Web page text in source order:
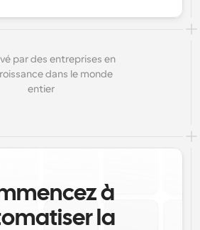
par des entreprises en
dans le monde
entier
à
la